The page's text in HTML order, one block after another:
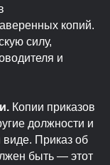
копий.
силу,
и
Копии приказов
должности и
Приказ об
быть — этот